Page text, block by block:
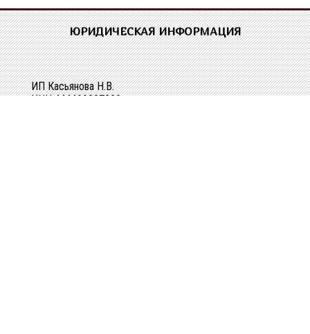
ЮРИДИЧЕСКАЯ ИНФОРМАЦИЯ
ИП Касьянова Н.В.
ИНН 444400337228